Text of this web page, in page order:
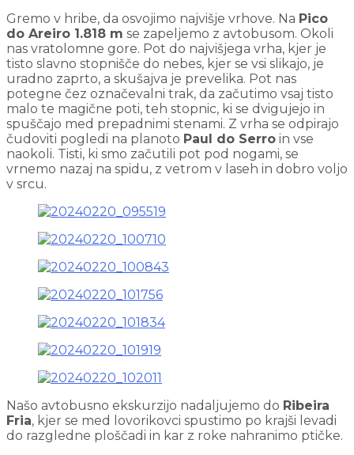
Gremo v hribe, da osvojimo najvišje vrhove. Na Pico
do Areiro 1.818 m se zapeljemo z avtobusom. Okoli
nas vratolomne gore. Pot do najvišjega vrha, kjer je
tisto slavno stopnišče do nebes, kjer se vsi slikajo, je
uradno zaprto, a skušajva je prevelika. Pot nas
potegne čez označevalni trak, da začutimo vsaj tisto
malo te magične poti, teh stopnic, ki se dvigujejo in
spuščajo med prepadnimi stenami. Z vrha se odpirajo
čudoviti pogledi na planoto Paul do Serro in vse
naokoli. Tisti, ki smo začutili pot pod nogami, se
vrnemo nazaj na spidu, z vetrom v laseh in dobro voljo
v srcu.
Našo avtobusno ekskurzijo nadaljujemo do Ribeira
Fria, kjer se med lovorikovci spustimo po krajši levadi
do razgledne ploščadi in kar z roke nahranimo ptičke.